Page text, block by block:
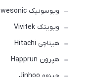
ویوسونیک Viwesonic
ویویتک Vivitek
هیتاچی Hitachi
هپرون Happrun